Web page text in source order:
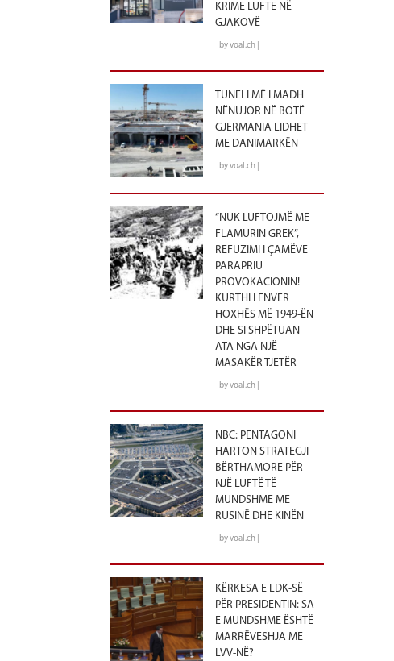
KRIME LUFTE NË
GJAKOVË
by voal.ch |
TUNELI MË I MADH
NËNUJOR NË BOTË
GJERMANIA LIDHET
ME DANIMARKËN
by voal.ch |
“NUK LUFTOJMË ME
FLAMURIN GREK”,
REFUZIMI I ÇAMËVE
PARAPRIU
PROVOKACIONIN!
KURTHI I ENVER
HOXHËS MË 1949-ËN
DHE SI SHPËTUAN
ATA NGA NJË
MASAKËR TJETËR
by voal.ch |
NBC: PENTAGONI
HARTON STRATEGJI
BËRTHAMORE PËR
NJË LUFTË TË
MUNDSHME ME
RUSINË DHE KINËN
by voal.ch |
KËRKESA E LDK-SË
PËR PRESIDENTIN: SA
E MUNDSHME ËSHTË
MARRËVESHJA ME
LVV-NË?